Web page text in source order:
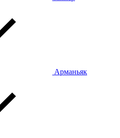
Арманьяк